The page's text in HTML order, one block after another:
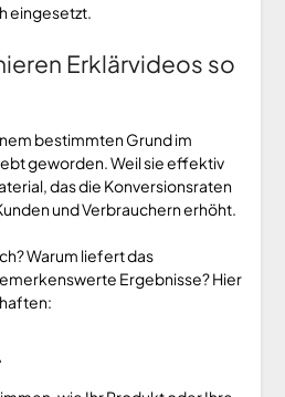
eingesetzt.
Erklärvideos so
bestimmten Grund im
geworden. Weil sie effektiv
das die Konversionsraten
und Verbrauchern erhöht.
Warum liefert das
Ergebnisse? Hier